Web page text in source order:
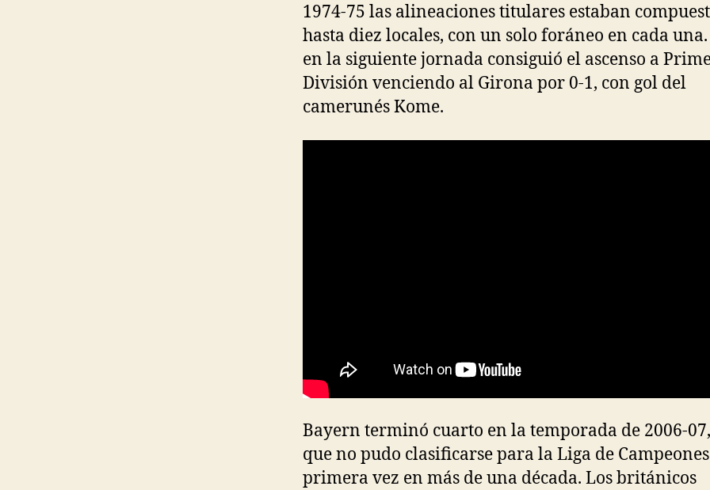
1974-75 las alineaciones titulares estaban
hasta diez locales, con un solo foráneo en cada
en la siguiente jornada consiguió el ascenso a
División venciendo al Girona por 0-1, con gol del
camerunés Kome.
Bayern terminó cuarto en la temporada de 2006-
que no pudo clasificarse para la Liga de
primera vez en más de una década. Los británicos